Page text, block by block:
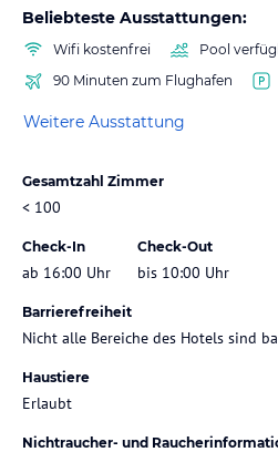
Beliebteste Ausstattungen:
Wifi kostenfrei
Pool
90 Minuten zum Flughafen
Weitere Ausstattung
Gesamtzahl Zimmer
< 100
Check-In
ab 16:00 Uhr
Check-Out
bis 10:00 Uhr
Barrierefreiheit
Nicht alle Bereiche des Hotels sind
Haustiere
Erlaubt
Nichtraucher- und